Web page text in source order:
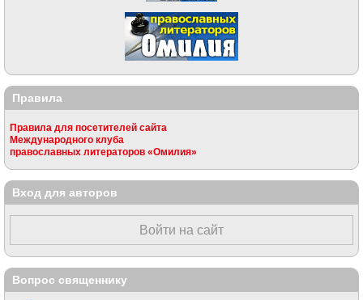
Правила
Правила для посетителей сайта
Международного клуба
православных литераторов «Омилия»
Вход для авторов
Войти на сайт
Вопрос священнику